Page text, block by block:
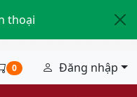
thoại
0 Đăng nhập